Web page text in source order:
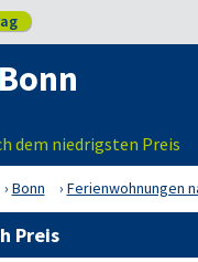
dem niedrigsten Preis
Bonn Ferienwohnungen
Preis